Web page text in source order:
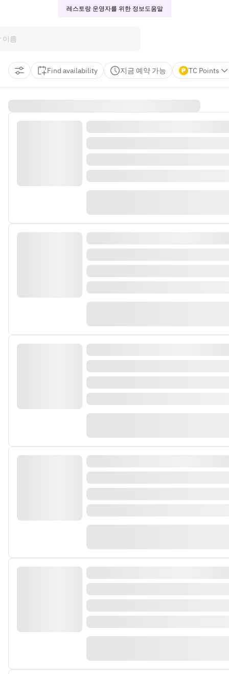
레스토랑 운영자를 위한 정보도움말
Find availability 지금 예약 가능 TC Points